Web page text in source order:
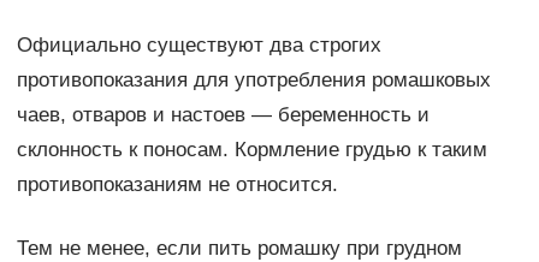
Официально существуют два строгих
противопоказания для употребления ромашковых
чаев, отваров и настоев — беременность и
склонность к поносам. Кормление грудью к таким
противопоказаниям не относится.
Тем не менее, если пить ромашку при грудном